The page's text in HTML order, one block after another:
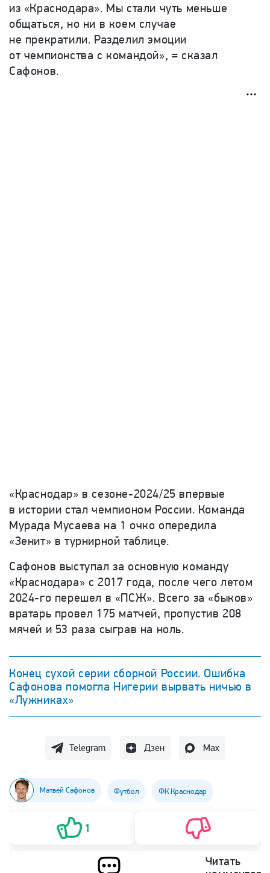
из «Краснодара». Мы стали чуть меньше
общаться, но ни в коем случае
не прекратили. Разделил эмоции
от чемпионства с командой», = сказал
Сафонов.
«Краснодар» в сезоне-2024/25 впервые
в истории стал чемпионом России. Команда
Мурада Мусаева на 1 очко опередила
«Зенит» в турнирной таблице.
Сафонов выступал за основную команду
«Краснодара» с 2017 года, после чего летом
2024-го перешел в «ПСЖ». Всего за «быков»
вратарь провел 175 матчей, пропустив 208
мячей и 53 раза сыграв на ноль.
Конец сухой серии сборной России. Ошибка
Сафонова помогла Нигерии вырвать ничью в
«Лужниках»
Telegram Дзен Max
Матвей Сафонов Футбол ФК Краснодар
1
Читать